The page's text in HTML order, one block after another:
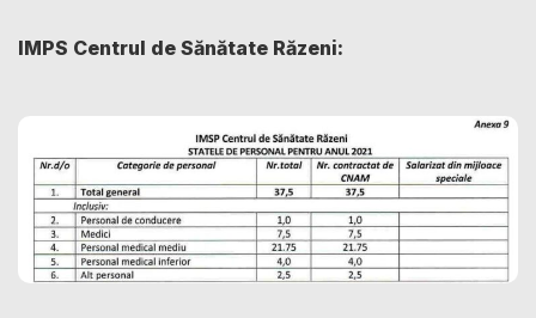
IMPS Centrul de Sănătate Răzeni: